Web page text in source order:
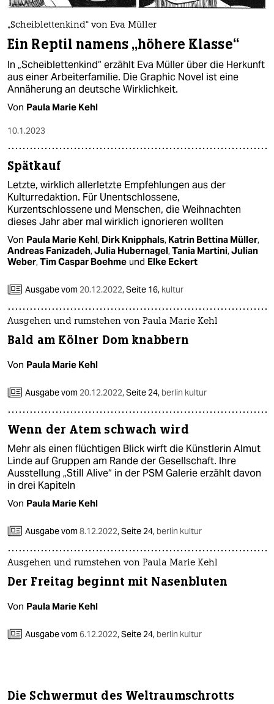
„Scheiblettenkind“ von Eva Müller
Ein Reptil namens „höhere Klasse“
In „Scheiblettenkind“ erzählt Eva Müller über die Herkunft
aus einer Arbeiterfamilie. Die Graphic Novel ist eine
Annäherung an deutsche Wirklichkeit.
Von Paula Marie Kehl
10.1.2023
Spätkauf
Letzte, wirklich allerletzte Empfehlungen aus der
Kulturredaktion. Für Unentschlossene,
Kurzentschlossene und Menschen, die Weihnachten
dieses Jahr aber mal wirklich ignorieren wollten
Von Paula Marie Kehl, Dirk Knipphals, Katrin Bettina Müller,
Andreas Fanizadeh,Julia Hubernagel,Tania Martini,Julian
Weber,Tim Caspar Boehme und Elke Eckert
Ausgabe vom 20.12.2022,Seite 16, kultur
Ausgehen und rumstehen von Paula Marie Kehl
Bald am Kölner Dom knabbern
Von Paula Marie Kehl
Ausgabe vom 20.12.2022,Seite 24, berlin kultur
Wenn der Atem schwach wird
Mehr als einen flüchtigen Blick wirft die Künstlerin Almut
Linde auf Gruppen am Rande der Gesellschaft. Ihre
Ausstellung „Still Alive“ in der PSM Galerie erzählt davon
in drei Kapiteln
Von Paula Marie Kehl
Ausgabe vom8.12.2022,Seite 24, berlin kultur
Ausgehen und rumstehen von Paula Marie Kehl
Der Freitag beginnt mit Nasenbluten
Von Paula Marie Kehl
Ausgabe vom6.12.2022,Seite 24, berlin kultur
Die Schwermut des Weltraumschrotts